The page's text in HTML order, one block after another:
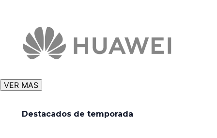
VER MAS
Destacados de temporada